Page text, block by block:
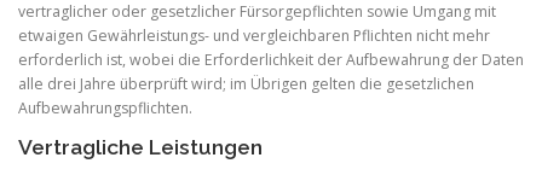
vertraglicher oder gesetzlicher Fürsorgepflichten sowie Umgang mit
etwaigen Gewährleistungs- und vergleichbaren Pflichten nicht mehr
erforderlich ist, wobei die Erforderlichkeit der Aufbewahrung der Daten
alle drei Jahre überprüft wird; im Übrigen gelten die gesetzlichen
Aufbewahrungspflichten.
Vertragliche Leistungen